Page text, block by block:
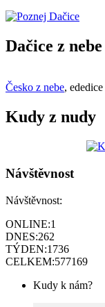
Dačice z nebe
Česko z nebe, ededice
Kudy z nudy
Návštěvnost
Návštěvnost:
ONLINE:1
DNES:262
TÝDEN:1736
CELKEM:577169
Kudy k nám?